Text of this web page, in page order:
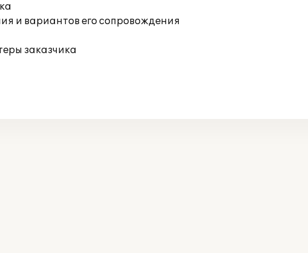
и вариантов его сопровождения
заказчика